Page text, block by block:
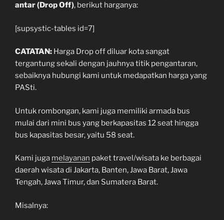
antar (Drop Off), berikut harganya:
[supsystic-tables id=7]
CATATAN: Harga Drop off diluar kota sangat
tergantung sekali dengan jauhnya titik pengantaran,
sebaiknya hubungi kami untuk medapatkan harga yang
PASti.
Untuk rombongan, kami juga memiliki armada bus
mulai dari mini bus yang berkapasitas 12 seat hingga
bus kapasitas besar, yaitu 58 seat.
Kami juga melayanan paket travel/wisata ke berbagai
daerah wisata di Jakarta, Banten, Jawa Barat, Jawa
Tengah, Jawa Timur, dan Sumatera Barat.
Misalnya: